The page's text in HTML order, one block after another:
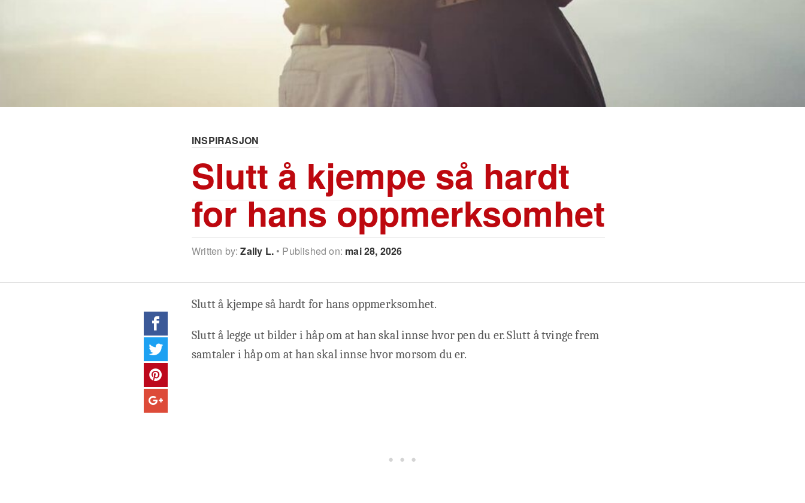
INSPIRASJON
Slutt å kjempe så hardt
for hans oppmerksomhet
Written by:Zally L. Published on: mai 28, 2026
Slutt å kjempe så hardt for hans oppmerksomhet.
Slutt å legge ut bilder i håp om at han skal innse hvor pen du er. Slutt å tvinge frem
samtaler i håp om at han skal innse hvor morsom du er.